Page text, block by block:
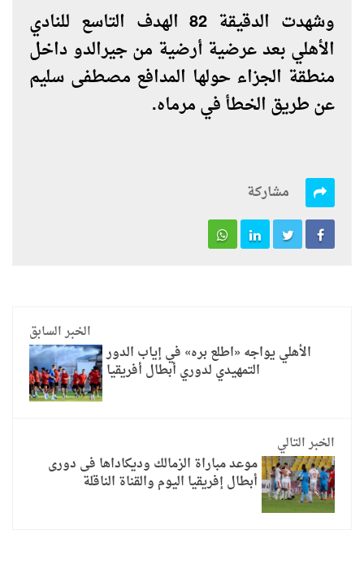
وشهدت الدقيقة 82 الهدف التاسع للنادي
الأهلي بعد عرضية أرضية من جيرالدو داخل
منطقة الجزاء حولها المدافع مصطفى سليم
عن طريق الخطأ في مرماه.
مشاركة
الخبر السابق
الأهلي يواجه «اطلع بره» في إياب الدور
التمهيدي لدوري أبطال أفريقيا
الخبر التالي
موعد مباراة الزمالك وديكاداها فى دورى
أبطال إفريقيا اليوم والقناة الناقلة